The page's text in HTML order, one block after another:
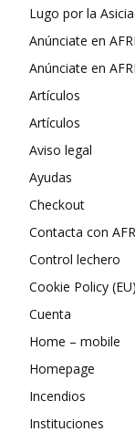
Lugo por la
Anúnciate en
Anúnciate en
Artículos
Artículos
Aviso legal
Ayudas
Checkout
Contacta con
Control lechero
Cookie Policy (EU)
Cuenta
Home – mobile
Homepage
Incendios
Instituciones